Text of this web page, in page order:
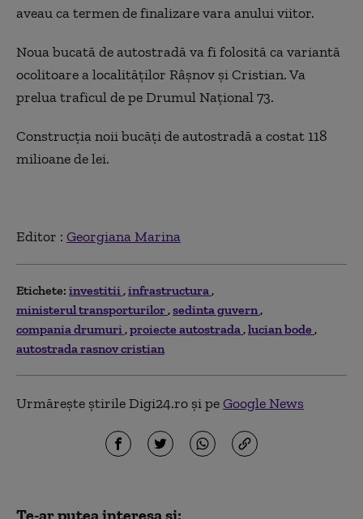
aveau ca termen de finalizare vara anului viitor.
Noua bucată de autostradă va fi folosită ca variantă
ocolitoare a localităților Râșnov și Cristian. Va
prelua traficul de pe Drumul Național 73.
Construcția noii bucăți de autostradă a costat 118
milioane de lei.
Editor : Georgiana Marina
Etichete: investitii infrastructura
ministerul transporturilor sedinta guvern
compania drumuri proiecte autostrada lucian bode
autostrada rasnov cristian
Urmărește știrile Digi24.ro și peGoogle News
Te-ar putea interesa și: